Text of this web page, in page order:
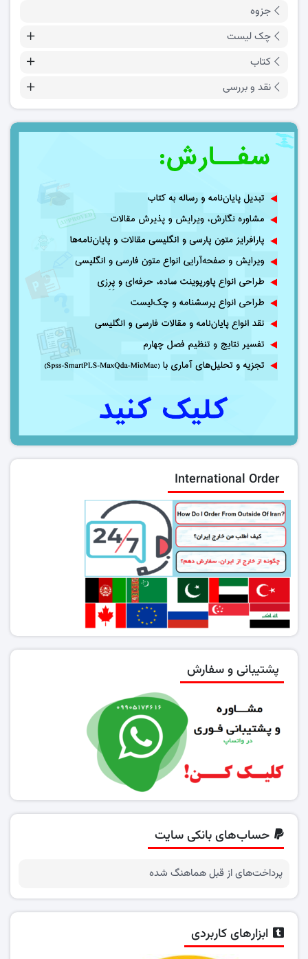
جزوه
چک لیست
کتاب
نقد و بررسی
International Order
پشتیبانی و سفارش
حساب‌های بانکی سایت
پرداخت‌های از قبل هماهنگ شده
ابزارهای کاربردی